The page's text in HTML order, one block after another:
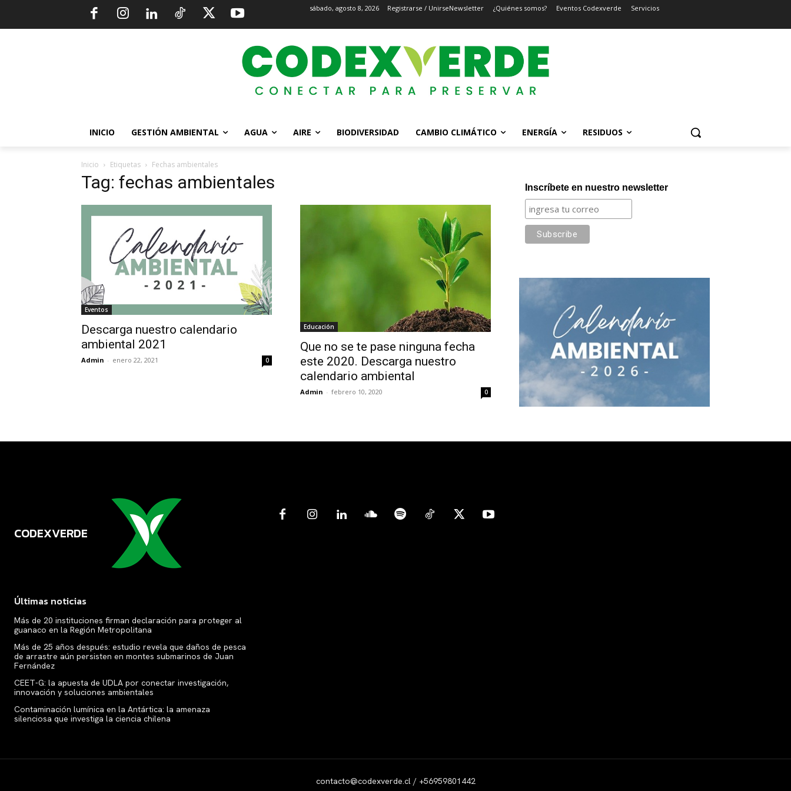
sábado, agosto 8, 2026 Registrarse / UnirseNewsletter ¿Quiénes somos? Eventos Codexverde Servicios
INICIO GESTIÓN AMBIENTAL AGUA AIRE BIODIVERSIDAD CAMBIO CLIMÁTICO ENERGÍA RESIDUOS
Inicio Etiquetas Fechas ambientales
Tag: fechas ambientales
Eventos
Descarga nuestro calendario
ambiental 2021
Admin - enero 22, 2021 0
Educación
Que no se te pase ninguna fecha
este 2020. Descarga nuestro
calendario ambiental
Admin - febrero 10, 2020 0
Inscríbete en nuestro newsletter
CODEXVERDE
Últimas noticias
Más de 20 instituciones firman declaración para proteger al
guanaco en la Región Metropolitana
Más de 25 años después: estudio revela que daños de pesca
de arrastre aún persisten en montes submarinos de Juan
Fernández
CEET-G: la apuesta de UDLA por conectar investigación,
innovación y soluciones ambientales
Contaminación lumínica en la Antártica: la amenaza
silenciosa que investiga la ciencia chilena
contacto@codexverde.cl / +56959801442